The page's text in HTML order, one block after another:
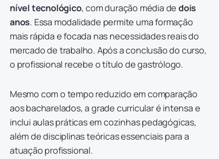
nível tecnológico, com duração média dedois
anos. Essa modalidade permite uma formação
mais rápida e focada nas necessidades reais do
mercado de trabalho. Após a conclusão do curso,
o profissional recebe o título de gastrólogo.
Mesmo com o tempo reduzido em comparação
aos bacharelados, a grade curricular é intensa e
inclui aulas práticas em cozinhas pedagógicas,
além de disciplinas teóricas essenciais para a
atuação profissional.